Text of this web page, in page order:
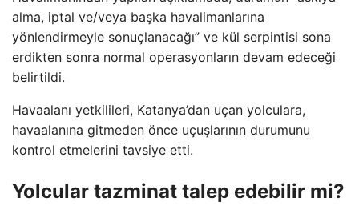
alma, iptal ve/veya başka havalimanlarına
yönlendirmeyle sonuçlanacağı” ve kül serpintisi sona
erdikten sonra normal operasyonların devam edeceği
belirtildi.
Havaalanı yetkilileri, Katanya’dan uçan yolculara,
havaalanına gitmeden önce uçuşlarının durumunu
kontrol etmelerini tavsiye etti.
Yolcular tazminat talep edebilir mi?